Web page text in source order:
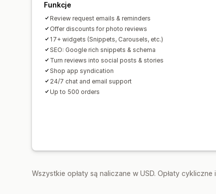
Funkcje
Review request emails & reminders
Offer discounts for photo reviews
17+ widgets (Snippets, Carousels, etc.)
SEO: Google rich snippets & schema
Turn reviews into social posts & stories
Shop app syndication
24/7 chat and email support
Up to 500 orders
Wszystkie opłaty są naliczane w USD. Opłaty